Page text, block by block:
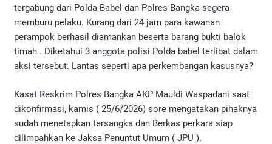
tergabung dari Polda Babel dan Polres Bangka segera
memburu pelaku. Kurang dari 24 jam para kawanan
perampok berhasil diamankan beserta barang bukti balok
timah . Diketahui 3 anggota polisi Polda babel terlibat dalam
aksi tersebut. Lantas seperti apa perkembangan kasusnya?
Kasat Reskrim Polres Bangka AKP Mauldi Waspadani saat
dikonfirmasi, kamis ( 25/6/2026) sore mengatakan pihaknya
sudah menetapkan tersangka dan Berkas perkara siap
dilimpahkan ke Jaksa Penuntut Umum ( JPU ).